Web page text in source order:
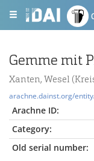
Gemme mit
Xanten, Wesel
arachne.dainst.org/
Arachne ID:
Category:
Old serial number: